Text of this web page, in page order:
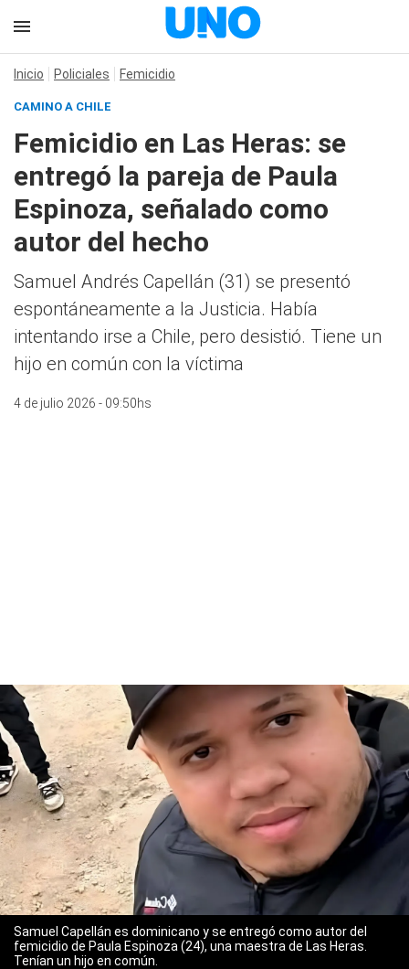
Inicio Policiales Femicidio
CAMINO A CHILE
Femicidio en Las Heras: se
entregó la pareja de Paula
Espinoza, señalado como
autor del hecho
Samuel Andrés Capellán (31) se presentó
espontáneamente a la Justicia. Había
intentando irse a Chile, pero desistió. Tiene un
hijo en común con la víctima
4 de julio 2026 - 09:50hs
Samuel Capellán es dominicano y se entregó como autor del
femicidio de Paula Espinoza (24), una maestra de Las Heras.
Tenían un hijo en común.